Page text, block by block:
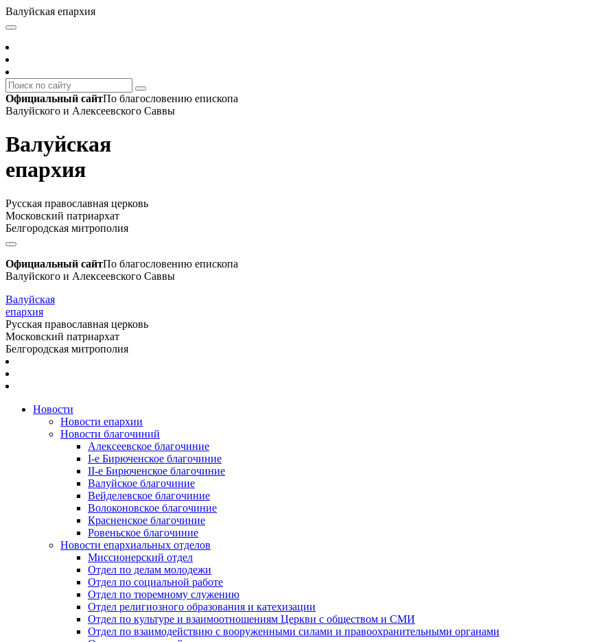
Валуйская епархия
Официальный сайтПо благословению епископа
Валуйского и Алексеевского Саввы
Валуйская
епархия
Русская православная церковь
Московский патриархат
Белгородская митрополия
Официальный сайтПо благословению епископа
Валуйского и Алексеевского Саввы
Валуйская
епархия
Русская православная церковь
Московский патриархат
Белгородская митрополия
Новости
Новости епархии
Новости благочиний
Алексеевское благочиние
I-е Бирюченское благочиние
II-е Бирюченское благочиние
Валуйское благочиние
Вейделевское благочиние
Волоконовское благочиние
Красненское благочиние
Ровеньское благочиние
Новости епархиальных отделов
Миссионерский отдел
Отдел по делам молодежи
Отдел по социальной работе
Отдел по тюремному служению
Отдел религиозного образования и катехизации
Отдел по культуре и взаимоотношениям Церкви с обществом и СМИ
Отдел по взаимодействию с вооруженными силами и правоохранительными органами